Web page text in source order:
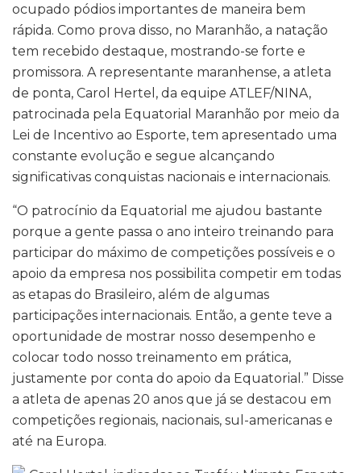
ocupado pódios importantes de maneira bem
rápida. Como prova disso, no Maranhão, a natação
tem recebido destaque, mostrando-se forte e
promissora. A representante maranhense, a atleta
de ponta, Carol Hertel, da equipe ATLEF/NINA,
patrocinada pela Equatorial Maranhão por meio da
Lei de Incentivo ao Esporte, tem apresentado uma
constante evolução e segue alcançando
significativas conquistas nacionais e internacionais.
“O patrocínio da Equatorial me ajudou bastante
porque a gente passa o ano inteiro treinando para
participar do máximo de competições possíveis e o
apoio da empresa nos possibilita competir em todas
as etapas do Brasileiro, além de algumas
participações internacionais. Então, a gente teve a
oportunidade de mostrar nosso desempenho e
colocar todo nosso treinamento em prática,
justamente por conta do apoio da Equatorial.” Disse
a atleta de apenas 20 anos que já se destacou em
competições regionais, nacionais, sul-americanas e
até na Europa.